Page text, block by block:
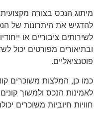
מיתוג הנכס בצורה
להדגיש את היתרונות של
לשירותים ציבוריים או
ובתיאורים מפורטים יכול
פוטנציאליים.
כמו כן, המלצות משוכרים
לאמינות הנכס ולמשוך
חוויות חיוביות משוכרים